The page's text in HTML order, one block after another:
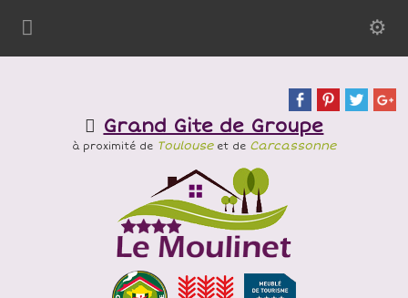
Grand Gite de Groupe
à proximité de Toulouseet de Carcassonne